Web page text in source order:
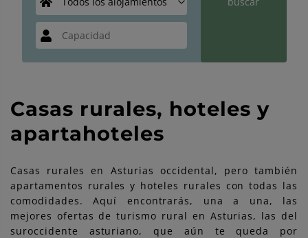
Casas rurales, hoteles y
apartahoteles
Casas rurales en Asturias occidental, pero también
apartamentos rurales y hoteles rurales con todas las
comodidades. Aquí encontrarás, una a una, las
mejores ofertas de turismo rural en Asturias, las del
suroccidente asturiano, que aún te queda por